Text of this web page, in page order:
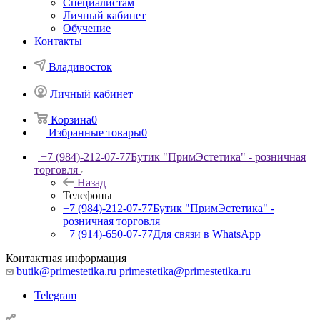
Специалистам
Личный кабинет
Обучение
Контакты
Владивосток
Личный кабинет
Корзина0
Избранные товары0
+7 (984)-212-07-77Бутик "ПримЭстетика" - розничная
торговля
Назад
Телефоны
+7 (984)-212-07-77Бутик "ПримЭстетика" -
розничная торговля
+7 (914)-650-07-77Для связи в WhatsApp
Контактная информация
butik@primestetika.ru primestetika@primestetika.ru
Telegram